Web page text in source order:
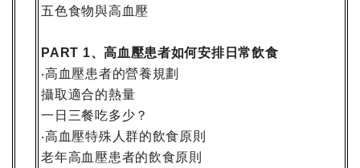
五色食物與高血壓
PART 1、高血壓患者如何安排日常飲食
‧高血壓患者的營養規劃
攝取適合的熱量
一日三餐吃多少？
‧高血壓特殊人群的飲食原則
老年高血壓患者的飲食原則